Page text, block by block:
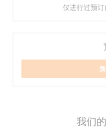
我们
仅进行过预